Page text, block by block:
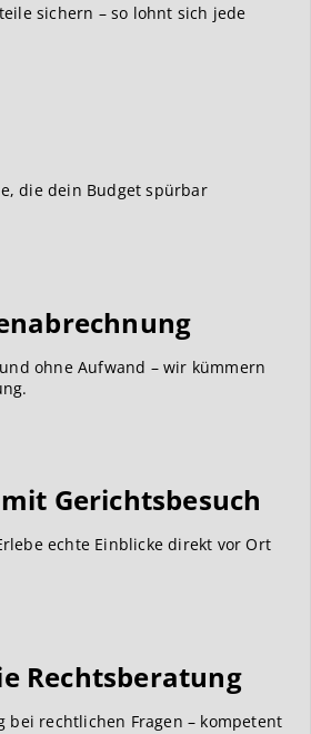
sichern – so lohnt sich jede
die dein Budget spürbar
ohne Aufwand – wir kümmern
Gerichtsbesuch
echte Einblicke direkt vor Ort
Rechtsberatung
bei rechtlichen Fragen – kompetent